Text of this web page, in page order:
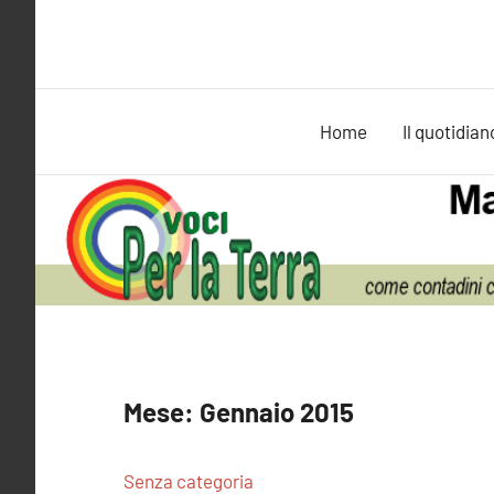
Home Il
Mese: Gennaio 2015
Senza categoria